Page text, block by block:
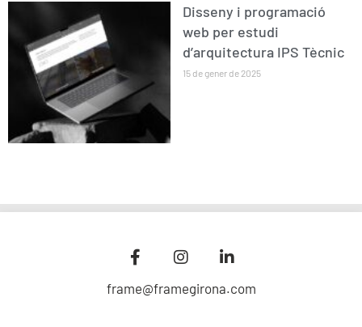
Disseny i programació
web per estudi
d’arquitectura IPS Tècnic
15 de gener de 2025
frame@framegirona.com